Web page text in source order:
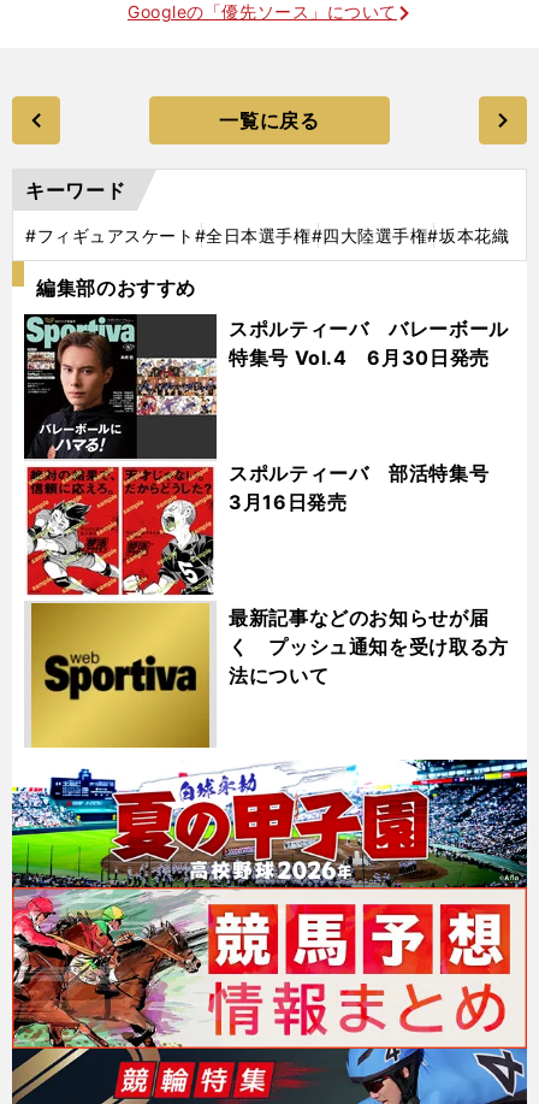
Googleの「優先ソース」について
一覧に戻る
キーワード
#フィギュアスケート #全日本選手権#四大陸選手権#坂本花織
編集部のおすすめ
スポルティーバ バレーボール
特集号 Vol.4 6月30日発売
スポルティーバ 部活特集号
3月16日発売
最新記事などのお知らせが届
く プッシュ通知を受け取る方
法について